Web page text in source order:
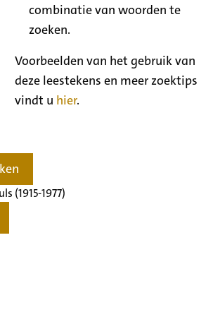
combinatie van woorden te
zoeken.
Voorbeelden van het gebruik van
deze leestekens en meer zoektips
vindt u hier.
(1915-1977)